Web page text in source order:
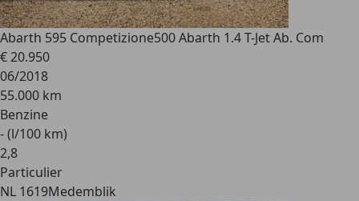
Abarth 595 Competizione500 Abarth 1.4 T-Jet Ab. Com
€ 20.950
06/2018
55.000 km
Benzine
- (l/100 km)
2,8
Particulier
NL 1619Medemblik